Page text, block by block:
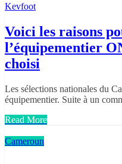
Kevfoot
Voici les raisons
l’équipementier
choisi
Les sélections nationales du
équipementier. Suite à un
Read More
Cameroun